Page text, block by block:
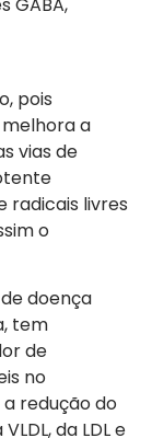
pois
a
vias de
radicais livres
o
doença
tem
de
no
redução do
da LDL e